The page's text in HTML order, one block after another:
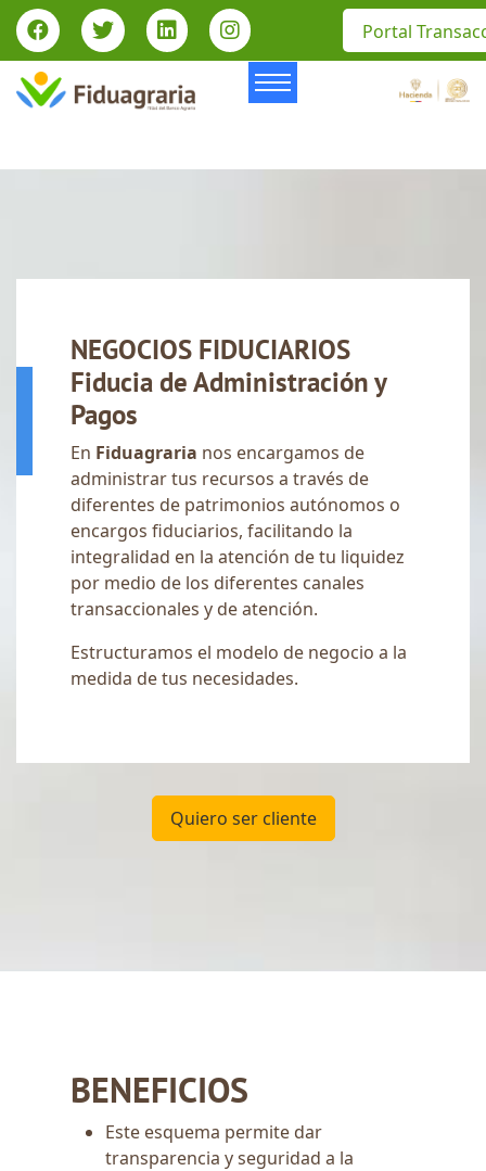
Portal
NEGOCIOS FIDUCIARIOS
Fiducia de Administración y
Pagos
En Fiduagraria nos encargamos de
administrar tus recursos a través de
diferentes de patrimonios autónomos o
encargos fiduciarios, facilitando la
integralidad en la atención de tu liquidez
por medio de los diferentes canales
transaccionales y de atención.
Estructuramos el modelo de negocio a la
medida de tus necesidades.
Quiero ser cliente
BENEFICIOS
Este esquema permite dar
transparencia y seguridad a la